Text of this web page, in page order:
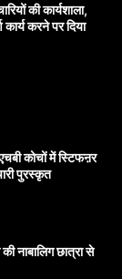
की कार्यशाला,
कार्य करने पर दिया
कोचों में स्टिफऩर
पुरस्कृत
नाबालिग छात्रा से